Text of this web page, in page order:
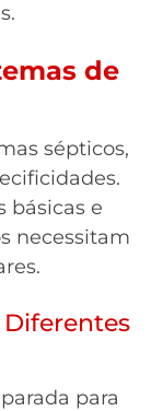
de
sépticos,
básicas e
necessitam
para